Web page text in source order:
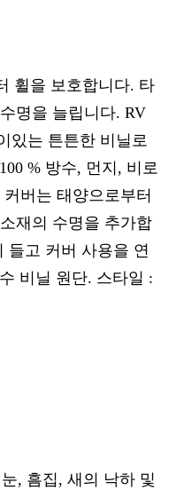
휠을 보호합니다. 타
명을 늘립니다. RV
있는 튼튼한 비닐로
% 방수, 먼지, 비로
버는 태양으로부터
재의 수명을 추가합
들고 커버 사용을 연
비닐 원단. 스타일 :
, 흠집, 새의 낙하 및